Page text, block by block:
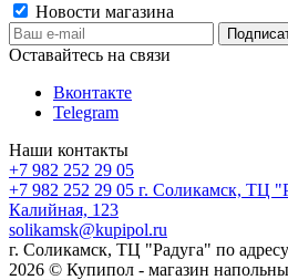
Новости магазина
Оставайтесь на связи
Вконтакте
Telegram
Наши контакты
+7 982 252 29 05
+7 982 252 29 05 г. Соликамск, ТЦ
Калийная, 123
solikamsk@kupipol.ru
г. Соликамск, ТЦ "Радуга" по
2026 © Купипол - магазин